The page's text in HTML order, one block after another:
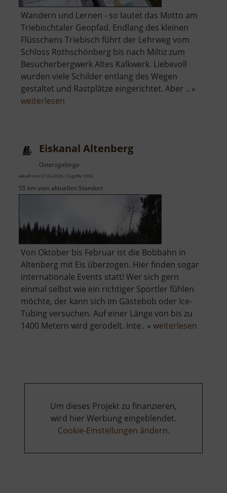
Wandern und Lernen - so lautet das Motto am
Triebischtaler Geopfad. Endlang des kleinen
Flüsschens Triebisch führt der Lehrweg vom
Schloss Rothschönberg bis nach Miltiz zum
Besucherbergwerk Altes Kalkwerk. Liebevoll
wurden viele Schilder entlang des Wegen
gestaltet und Rastplätze eingerichtet. Aber .. »
weiterlesen
Eiskanal Altenberg
Osterzgebirge
aktuell vom 07.06.2026 / Zugriffe: 3906
55 km vom aktuellen Standort
Von Oktober bis Februar ist die Bobbahn in
Altenberg mit Eis überzogen. Hier finden sogar
internationale Events statt! Wer sich gern
einmal selbst wie ein richtiger Sportler fühlen
möchte, der kann sich im Gästebob oder Ice-
Tubing versuchen. Auf einer Länge von bis zu
1400 Metern wird gerodelt. Inte.. » weiterlesen
Um dieses Projekt zu finanzieren,
wird hier Werbung eingeblendet.
Cookie-Einstellungen ändern.